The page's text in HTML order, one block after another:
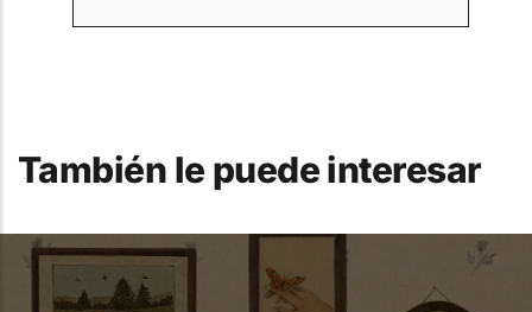
También le puede interesar